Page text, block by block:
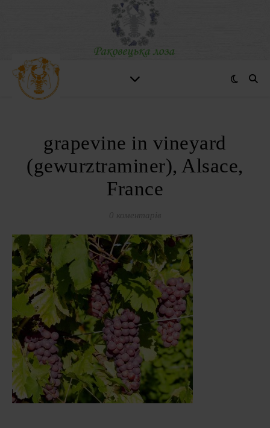
grapevine in vineyard
(gewurztraminer), Alsace,
France
0 коментарів